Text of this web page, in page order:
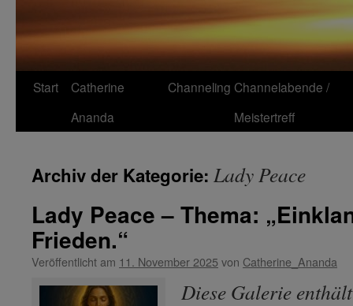
Start
Catherine
Ananda
Channeling Channelabende /
Meistertreff
Archiv der Kategorie: Lady Peace
Lady Peace – Thema:
Frieden.“
Veröffentlicht am 11. November 2025 von Catherine_Ananda
Diese Galerie